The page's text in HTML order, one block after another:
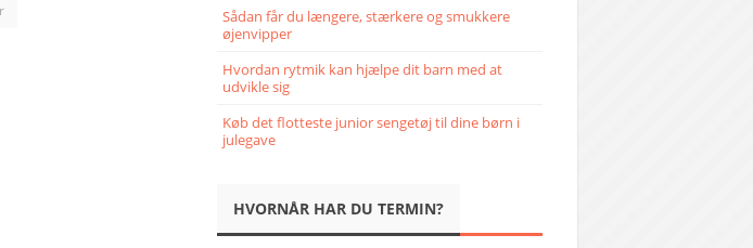
Sådan får du længere, stærkere og smukkere
øjenvipper
Hvordan rytmik kan hjælpe dit barn med at
udvikle sig
Køb det flotteste junior sengetøj til dine børn i
julegave
HVORNÅR HAR DU TERMIN?